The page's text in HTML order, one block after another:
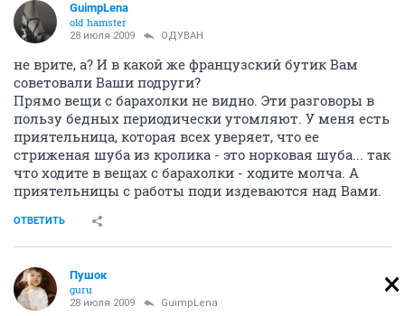
GuimpLеna
old hamster
28 июля 2009 ОДУВАН
не врите, а? И в какой же французский бутик Вам
советовали Ваши подруги?
Прямо вещи с барахолки не видно. Эти разговоры в
пользу бедных периодически утомляют. У меня есть
приятельница, которая всех уверяет, что ее
стриженая шуба из кролика - это норковая шуба... так
что ходите в вещах с барахолки - ходите молча. А
приятельницы с работы поди издеваются над Вами.
ОТВЕТИТЬ
Пушок
guru
28 июля 2009 GuimpLеna